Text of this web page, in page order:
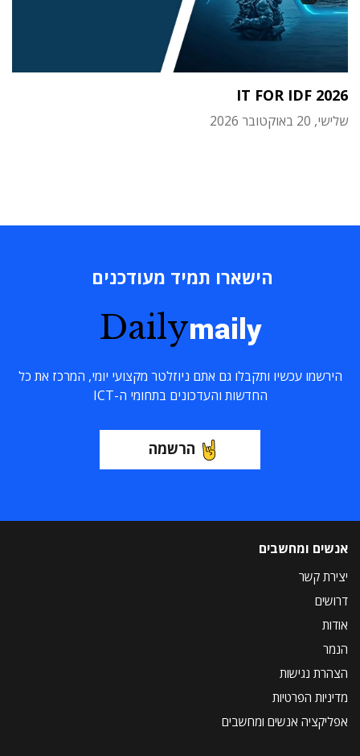
IT FOR IDF 2026
שלישי, 20 באוקטובר 2026
הישארו תמיד מעודכנים
Dailymaily
הירשמו עכשיו ותקבלו גם אתם ניוזלטר מקצועי יומי, המרכז את כל
החדשות והעדכונים בתחומי ה-ICT
הרשמה
אנשים ומחשבים
יצירת קשר
דרושים
אודות
הנמר
הצהרת נגישות
מדיניות הפרטיות
אפליקציה אנשים ומחשבים